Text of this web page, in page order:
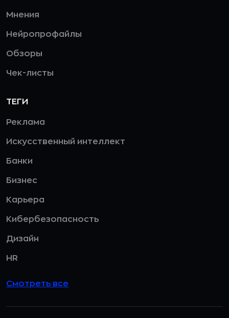
Мнения
Нейропрофайлы
Обзоры
Чек-листы
ТЕГИ
Реклама
Искусственный интеллект
Банки
Бизнес
Карьера
Кибербезопасность
Дизайн
HR
Смотреть все